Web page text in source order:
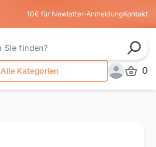
10€ für Newletter-AnmeldungKontakt
Alle Kategorien
0